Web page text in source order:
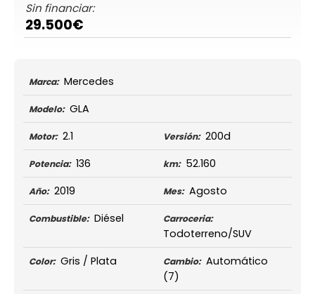
Sin financiar:
29.500€
Marca: Mercedes
Modelo: GLA
Motor: 2.1 Versión: 200d
Potencia: 136 km: 52.160
Año: 2019 Mes: Agosto
Combustible: Diésel Carroceria:
Todoterreno/SUV
Color: Gris / Plata Cambio: Automático
(7)